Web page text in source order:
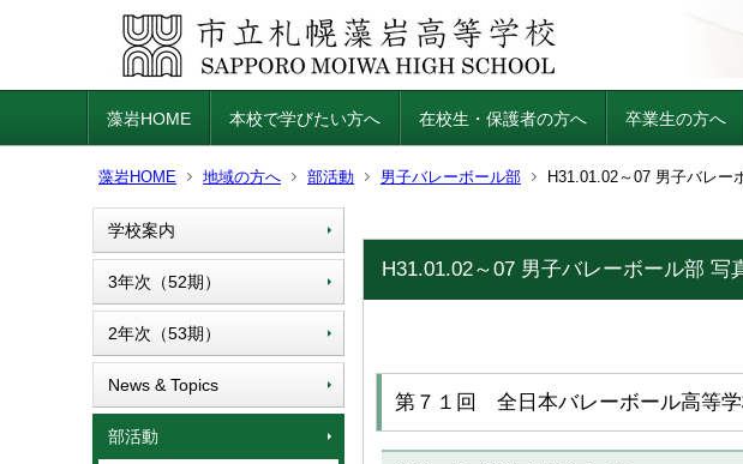
藻岩HOME 本校で学びたい方へ 在校生・保護者の方へ 卒業生の方へ
藻岩HOME 地域の方へ 部活動 男子バレーボール部 H31.01.02～07 男子バレー
学校案内
3年次（52期）
2年次（53期）
News & Topics
部活動
H31.01.02～07 男子バレーボール部 写
第７１回 全日本バレーボール高等